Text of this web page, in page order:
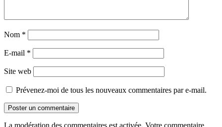
Nom *
E-mail *
Site web
Prévenez-moi de tous les nouveaux commentaires par e-mail.